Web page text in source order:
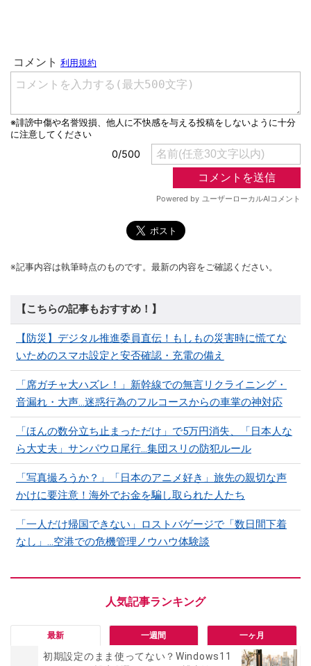
※記事内容は執筆時点のものです。最新の内容をご確認ください。
【こちらの記事もおすすめ！】
【防災】デジタル推進委員直伝！もしもの災害時に慌てな
いためのスマホ設定と安否確認・充電の備え
「席ガチャ大ハズレ！」新幹線での無言リクライニング・
音漏れ・大声...迷惑行為のフルコースからの車掌の神対応
「ほんの数分立ち止まっただけ」で5万円消失、「日本人な
ら大丈夫」サンパウロ尾行…集団スリの防犯ルール
「写真撮ろうか？」「日本のアニメ好き」旅先の親切な声
かけに要注意！海外でお金を騙し取られた人たち
「一人だけ帰国できない」ロストバゲージで「数日間下着
なし」…空港での危機管理ノウハウ体験談
最新 一週間 一ヶ月
初期設定のまま使ってない？Windows11